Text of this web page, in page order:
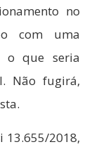
no
com uma
o que seria
Não fugirá,
13.655/2018,